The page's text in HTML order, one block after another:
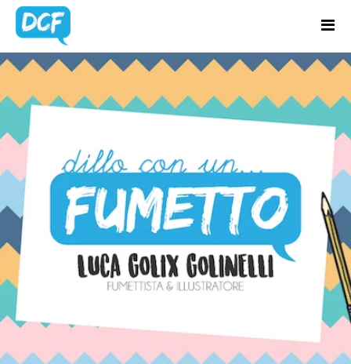
Home
Chi Sono
Lavora con me
Portfolio
Blog
Contatti
BLOG
UPDATES
Latest news & updates